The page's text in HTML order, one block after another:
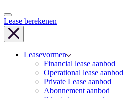
Lease berekenen
Leasevormen
Financial lease aanbod
Operational lease aanbod
Private Lease aanbod
Abonnement aanbod